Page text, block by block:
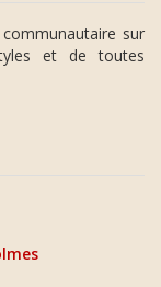
sur
et de toutes